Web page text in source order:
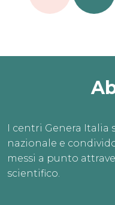
I centri Genera
nazionale e
messi a punto
scientifico.